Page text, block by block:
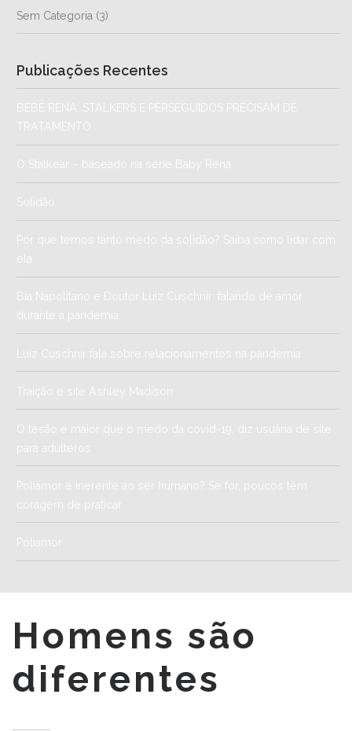
Sem Categoria (3)
Publicações Recentes
BEBÊ RENA: STALKERS E PERSEGUIDOS PRECISAM DE
TRATAMENTO
O Stalkear – baseado na série Baby Rena
Solidão
Por que temos tanto medo da solidão? Saiba como lidar com
ela
Bia Napolitano e Doutor Luiz Cuschnir: falando de amor
durante a pandemia
Luiz Cuschnir fala sobre relacionamentos na pandemia
Traição e site Ashley Madison
O tesão é maior que o medo da covid-19, diz usuária de site
para adúlteros
Poliamor é inerente ao ser humano? Se for, poucos têm
coragem de praticar
Poliamor
Homens são
diferentes